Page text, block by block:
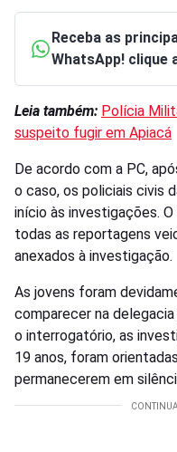
Receba as
WhatsApp! clique
Leia também: Polícia
suspeito fugir em Apiacá
De acordo com a PC,
o caso, os policiais civis
início às investigações.
todas as reportagens
anexados à investigação.
As jovens foram
comparecer na
o interrogatório, as
19 anos, foram
permanecerem em